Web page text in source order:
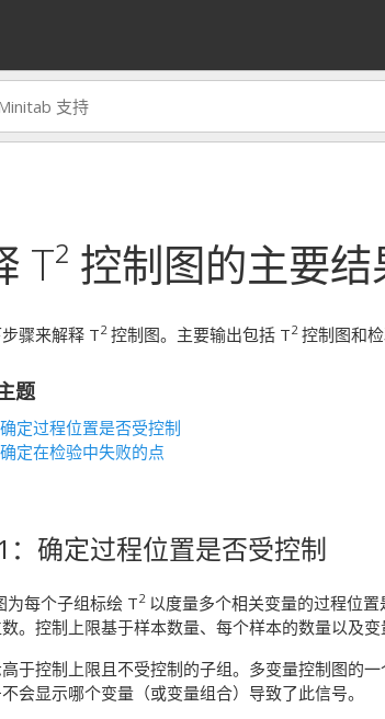
T² 控制图的主要结
骤来解释 T2控制图。主要输出包括 T2控制图和检
题
定过程位置是否受控制
定在检验中失败的点
：确定过程位置是否受控制
每个子组标绘 T2以度量多个相关变量的过程位
。控制上限基于样本数量、每个样本的数量以及变
于控制上限且不受控制的子组。 多变量控制图的
会显示哪个变量（或变量组合）导致了此信号。